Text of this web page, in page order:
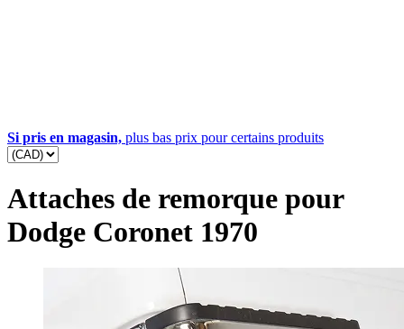
Si pris en magasin, plus bas prix pour certains produits
Attaches de remorque pour
Dodge Coronet 1970